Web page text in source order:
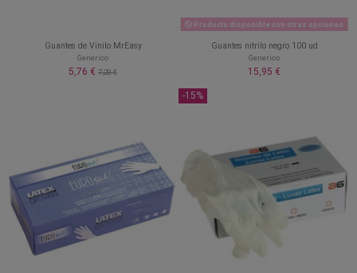
Guantes de Vinilo MrEasy
Generico
5,76 € 7,20 €
Producto disponible con otras opciones
Guantes nitrilo negro 100 ud
Generico
15,95 €
-15%